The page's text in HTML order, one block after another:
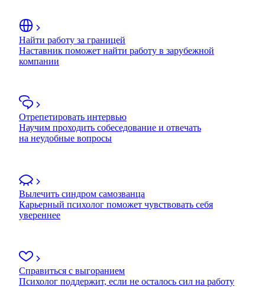
Найти работу за границей
Наставник поможет найти работу в зарубежной
компании
Отрепетировать интервью
Научим проходить собеседование и отвечать
на неудобные вопросы
Вылечить синдром самозванца
Карьерный психолог поможет чувствовать себя
увереннее
Справиться с выгоранием
Психолог поддержит, если не осталось сил на работу